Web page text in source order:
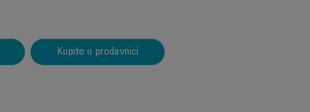
Kupite u prodavnici